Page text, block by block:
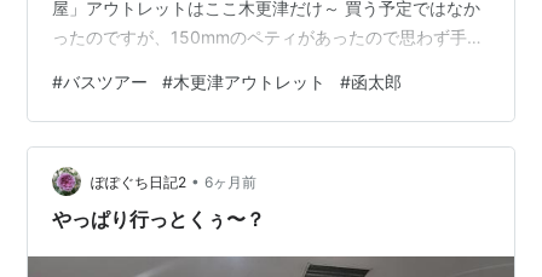
屋」アウトレットはここ木更津だけ～ 買う予定ではなか
ったのですが、150mmのペティがあったので思わず手が
持ってますが、よく錆びるので手入れが面倒（笑） 近く
にワコールがあったので・・・ 女性用ばかりなので、入
るのためらうところ ワコールメンがあるらしいのでちょ
こっと覗いてみたら居ました せっかくなので、３枚ほど
買ってみた～パンツにしては高級品（笑） 残りの時間
#バスツアー #木更津アウトレット #函太郎
ぽぽぐち日記2 • 6ヶ月前
やっぱり行っとくぅ〜？